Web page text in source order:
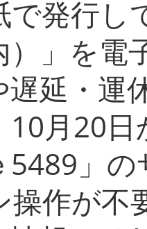
で発行し
）」を電
遅延・運
10月20
5489」
操作が不